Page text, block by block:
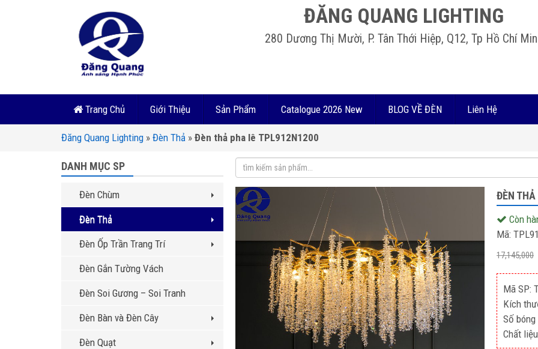
ĐĂNG QUANG LIGHTING
280 Dương Thị Mười, P. Tân Thới Hiệp, Q12, Tp Hồ Chí
Trang Chủ Giới Thiệu Sản Phẩm Catalogue 2026 New BLOG VỀ ĐÈN Liên Hệ
Đăng Quang Lighting » Đèn Thả » Đèn thả pha lê TPL912N1200
ĐÈN
Còn
Mã:
17,145,000
Mã SP:
Kích
Số
Chất
DANH MỤC SP
Đèn Chùm
Đèn Thả
Đèn Ốp Trần Trang Trí
Đèn Gắn Tường Vách
Đèn Soi Gương – Soi Tranh
Đèn Bàn và Đèn Cây
Đèn Quạt